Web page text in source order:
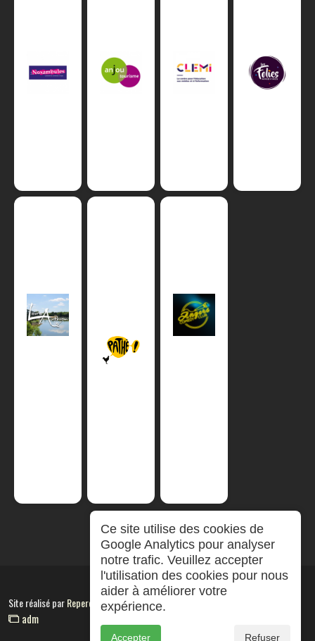
Site réalisé parRepereCom
adm
Ce site utilise des cookies de
Google Analytics pour analyser
notre trafic. Veuillez accepter
l'utilisation des cookies pour nous
aider à améliorer votre
expérience.
Accepter Refuser